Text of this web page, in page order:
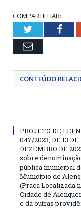
COMPARTILHAR:
Twitter
Email
CONTEÚDO
PROJETO DE LEI
047/2023, DE 13 DE
DEZEMBRO DE
sobre
pública municipal
Município de
(Praça Localizada
Cidade de
e dá outras